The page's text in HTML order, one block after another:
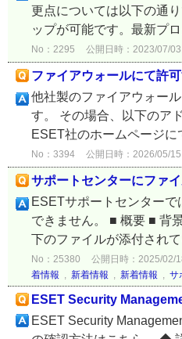
更点については以下の通
ップが可能です。最新プ
No：2295 公開日時：2023/07/
ファイアウォールにて許
他社製のファイアウォー
す。 その場合、以下のア
ESET社のホームページ
No：3394 公開日時：2026/05/
サポートセンターにファ
ESETサポートセンター
できません。 ■ 概要 ■ 背
下のファイルが添付され
No：25380 公開日時：2025/02/
着情報 , 新着情報 , 新着情報 , サ
ESET Security
ESET Security